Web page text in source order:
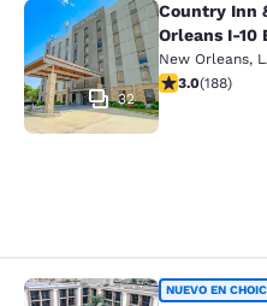
Country Inn &
32
Country Inn
Orleans I-10
New Orleans,
calificación de
3.0(188)
Clarion Hotel &
NUEVO EN